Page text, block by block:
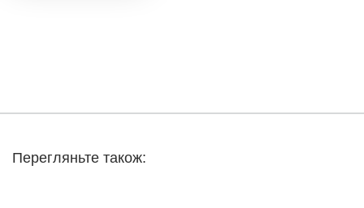
Перегляньте також: